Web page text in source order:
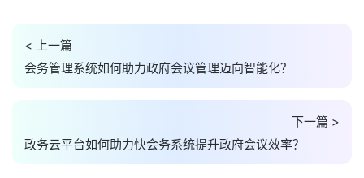
< 上一篇
会务管理系统如何助力政府会议管理迈向智能化？
下一篇 >
政务云平台如何助力快会务系统提升政府会议效率？